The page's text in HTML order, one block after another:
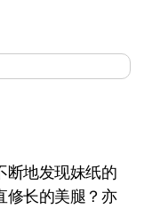
地发现妹纸的
修长的美腿？亦